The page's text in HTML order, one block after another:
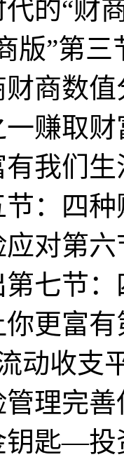
的“财
版”第
商数
赚取
我们
节：四
对第
第七节
更富
动收支
理完
钥匙—投